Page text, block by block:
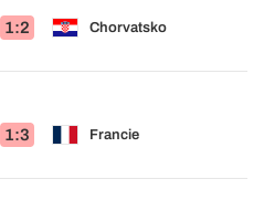
1:2 Chorvatsko
1:3 Francie